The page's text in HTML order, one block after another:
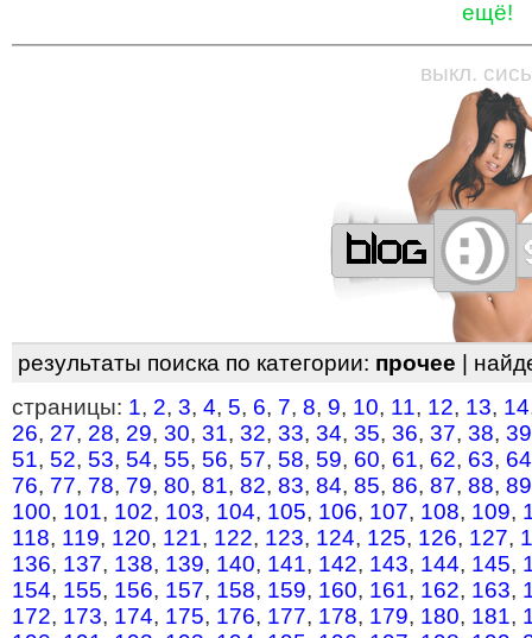
ещё!
—————————————————
выкл.
результаты поиска по категории: прочее |
страницы: 1, 2, 3, 4, 5, 6, 7, 8, 9, 10, 11, 12, 13, 14
26, 27, 28, 29, 30, 31, 32, 33, 34, 35, 36, 37, 38, 39
51, 52, 53, 54, 55, 56, 57, 58, 59, 60, 61, 62, 63, 64
76, 77, 78, 79, 80, 81, 82, 83, 84, 85, 86, 87, 88, 89
100, 101, 102, 103, 104, 105, 106, 107, 108, 109,
118, 119, 120, 121, 122, 123, 124, 125, 126, 127,
136, 137, 138, 139, 140, 141, 142, 143, 144, 145,
154, 155, 156, 157, 158, 159, 160, 161, 162, 163,
172, 173, 174, 175, 176, 177, 178, 179, 180, 181,